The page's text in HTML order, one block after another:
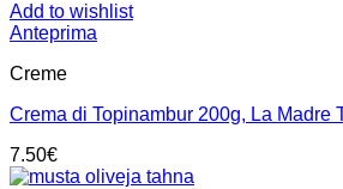
Add to wishlist
Anteprima
Creme
Crema di Topinambur 200g, La Madre
7.50€